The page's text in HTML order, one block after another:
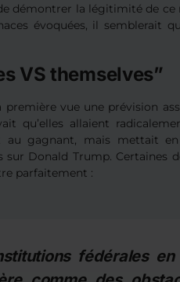
démontrer la légitimité de ce
évoquées, il semblerait
VS themselves”
vue une prévision
qu’elles allaient
au gagnant, mais mettait
sur Donald Trump. Certaines
parfaitement :
fédérales